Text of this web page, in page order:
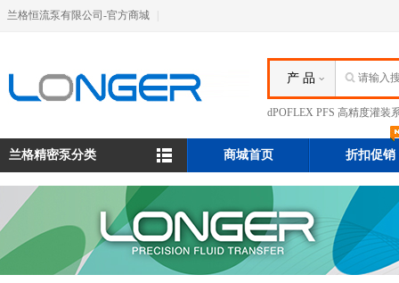
兰格恒流泵有限公司-官方商城
产 品
dPOFLEX PFS 高精度灌装
兰格精密泵分类 商城首页 折扣促销